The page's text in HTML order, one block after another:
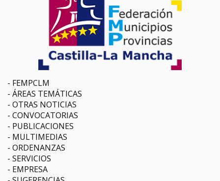
FEMPCLM
ÁREAS TEMÁTICAS
OTRAS NOTICIAS
CONVOCATORIAS
PUBLICACIONES
MULTIMEDIAS
ORDENANZAS
SERVICIOS
EMPRESA